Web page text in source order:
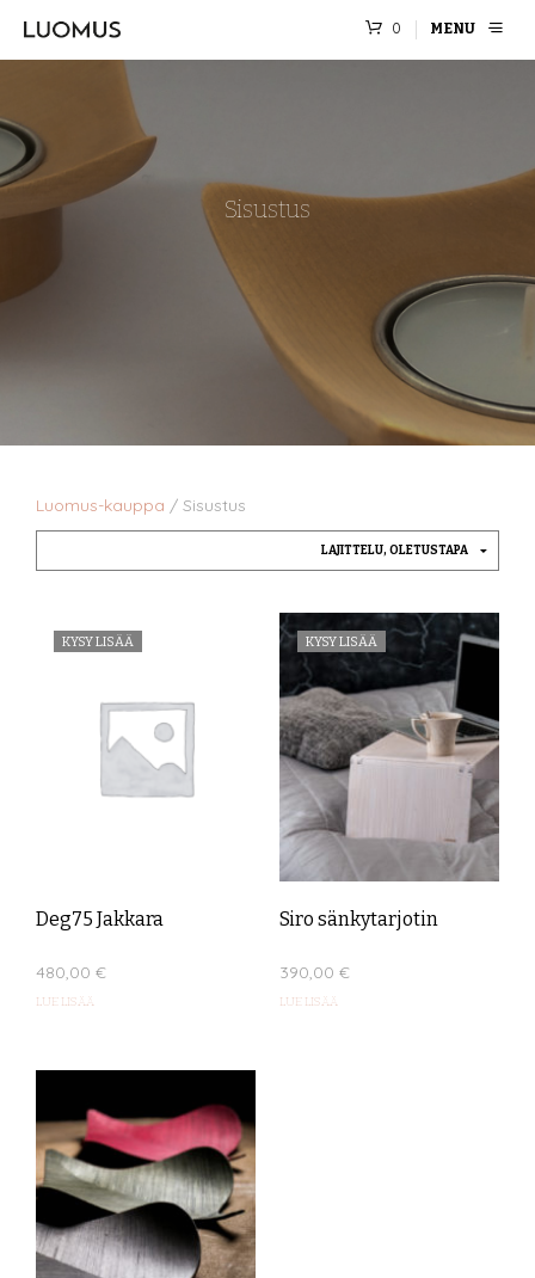
0 MENU
Sisustus
Luomus-kauppa / Sisustus
KYSY LISÄÄ
Deg75 Jakkara
480,00 €
LUE LISÄÄ
KYSY LISÄÄ
Siro sänkytarjotin
390,00 €
LUE LISÄÄ